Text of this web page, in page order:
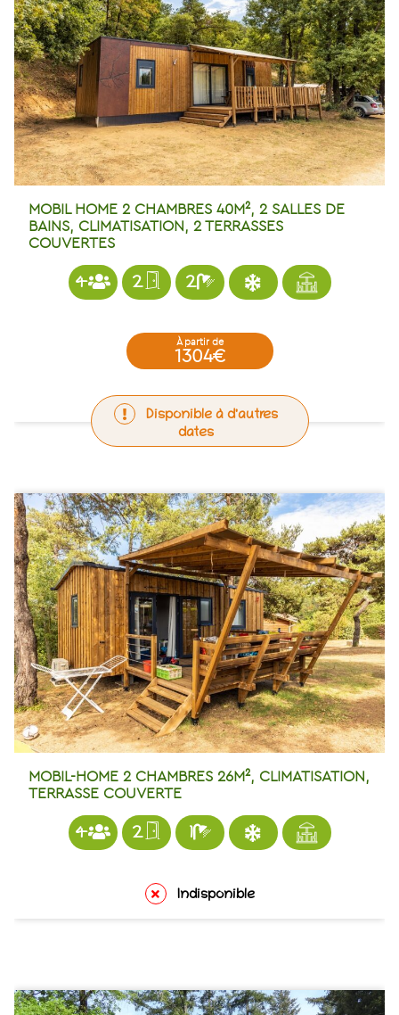
MOBIL HOME 2 CHAMBRES 40M², 2 SALLES DE
BAINS, CLIMATISATION, 2 TERRASSES
COUVERTES
4 2 2
Disponible à d'autres
dates
à partir de
1304€
MOBIL-HOME 2 CHAMBRES 26M², CLIMATISATION,
TERRASSE COUVERTE
4 2 1
Indisponible